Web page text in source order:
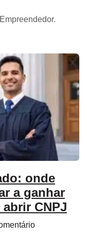
onde
a ganhar
CNPJ